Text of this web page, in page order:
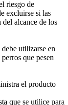
riesgo de
excluirse si las
del alcance de los
utilizarse en
que pesen
el producto
que se utilice para